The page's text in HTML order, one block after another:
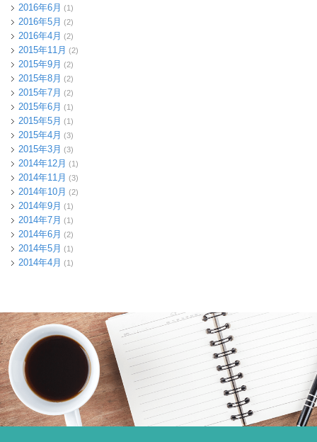
2016年6月 (1)
2016年5月 (2)
2016年4月 (2)
2015年11月 (2)
2015年9月 (2)
2015年8月 (2)
2015年7月 (2)
2015年6月 (1)
2015年5月 (1)
2015年4月 (3)
2015年3月 (3)
2014年12月 (1)
2014年11月 (3)
2014年10月 (2)
2014年9月 (1)
2014年7月 (1)
2014年6月 (2)
2014年5月 (1)
2014年4月 (1)